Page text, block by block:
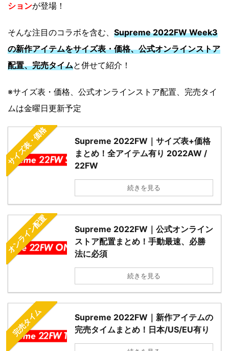
ションが登場！
そんな注目のコラボを含む、 Supreme 2022FW Week3
の新作アイテムをサイズ表・価格、公式オンラインストア
配置、完売タイムと併せて紹介！
※サイズ表・価格、公式オンラインストア配置、完売タイ
ムは金曜日更新予定
サイズ表・価格
Supreme 2022FW｜サイズ表+価格
まとめ！全アイテム有り 2022AW /
22FW
続きを見る
オンライン配置
Supreme 2022FW｜公式オンライン
ストア配置まとめ！手動最速、必勝
法に必須
続きを見る
完売タイム
Supreme 2022FW｜新作アイテムの
完売タイムまとめ！日本/US/EU有り